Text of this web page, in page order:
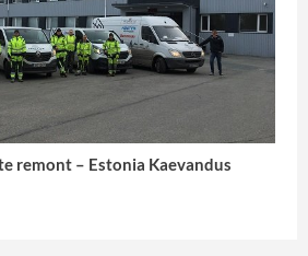
remont – Estonia Kaevandus